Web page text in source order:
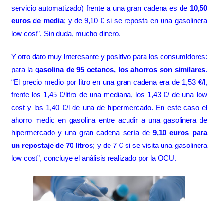
servicio automatizado) frente a una gran cadena es de 10,50
euros de media; y de 9,10 € si se reposta en una gasolinera
low cost”. Sin duda, mucho dinero.
Y otro dato muy interesante y positivo para los consumidores:
para la gasolina de 95 octanos, los ahorros son similares.
“El precio medio por litro en una gran cadena era de 1,53 €/l,
frente los 1,45 €/litro de una mediana, los 1,43 €/ de una low
cost y los 1,40 €/l de una de hipermercado. En este caso el
ahorro medio en gasolina entre acudir a una gasolinera de
hipermercado y una gran cadena sería de9,10 euros para
un repostaje de 70 litros; y de 7 € si se visita una gasolinera
low cost”, concluye el análisis realizado por la OCU.